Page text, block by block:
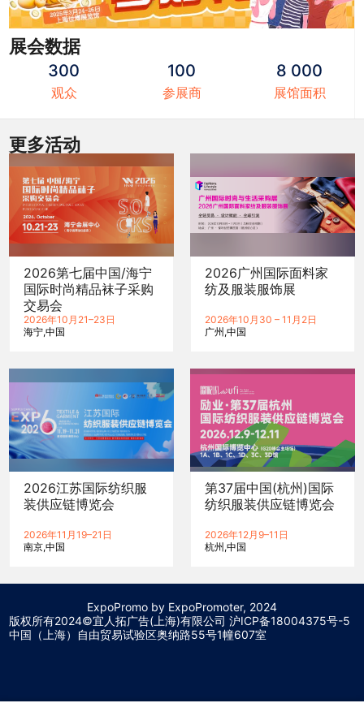
展会数据
300
观众
100
参展商
8 000
展馆面积
更多活动
2026第七届中国/海宁
国际时尚精品袜子采购
交易会
2026年10月21–23日
海宁 中国
2026广州国际面料家
纺及服装服饰展
2026年10月30 – 11月2日
广州 中国
2026江苏国际纺织服
装供应链博览会
2026年11月19–21日
南京 中国
第37届中国(杭州)国际
纺织服装供应链博览会
2026年12月9–11日
杭州 中国
ExpoPromo by ExpoPromoter, 2024
版权所有2024©宜人拓广告(上海)有限公司 沪ICP备18004375号-5
中国（上海）自由贸易试验区奥纳路55号1幢607室